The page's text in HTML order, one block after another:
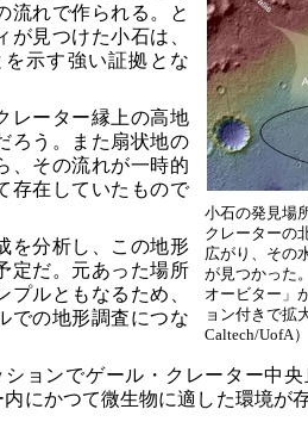
小石の発見場
クレーターの
広がり、その
が見つかった
オービター」
ョン付きで拡
Caltech/UofA）
流れで作られる。と
見つけた小石は、
示す強い証拠とな
レーター縁上の高地
ろう。また扇状地の
、その流れが一時的
存在していたもので
を分析し、この地形
定だ。元あった場所
ルともなるため、
での地形調査につな
ョンでゲール・クレーター中
にかつて微生物に適した環境が